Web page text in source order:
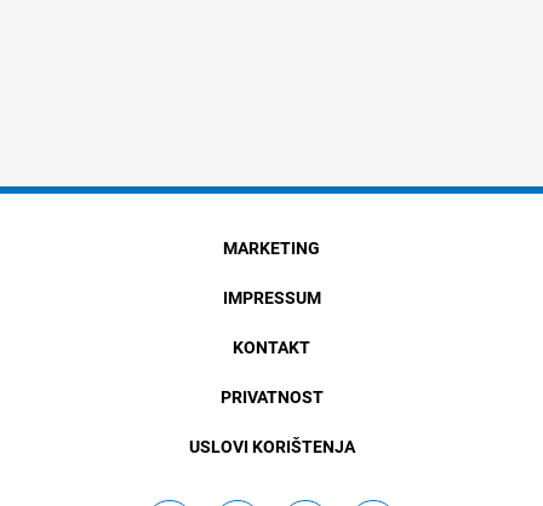
MARKETING
IMPRESSUM
KONTAKT
PRIVATNOST
USLOVI KORIŠTENJA